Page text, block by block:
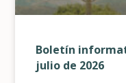
Boletín
julio de 2026